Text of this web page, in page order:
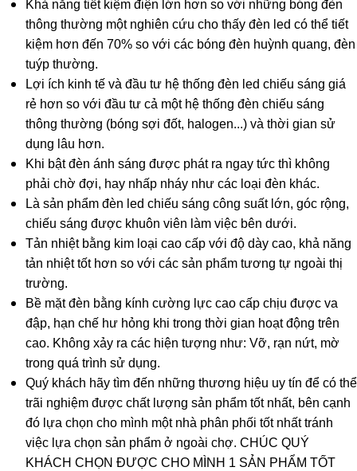
Khả năng tiết kiệm điện lớn hơn so với những bóng đèn
thông thường một nghiên cứu cho thấy đèn led có thể tiết
kiệm hơn đến 70% so với các bóng đèn huỳnh quang, đèn
tuýp thường.
Lợi ích kinh tế và đầu tư hệ thống đèn led chiếu sáng giá
rẻ hơn so với đầu tư cả một hệ thống đèn chiếu sáng
thông thường (bóng sợi đốt, halogen...) và thời gian sử
dụng lâu hơn.
Khi bật đèn ánh sáng được phát ra ngay tức thì không
phải chờ đợi, hay nhấp nháy như các loại đèn khác.
Là sản phẩm đèn led chiếu sáng công suất lớn, góc rộng,
chiếu sáng được khuôn viên làm việc bên dưới.
Tản nhiệt bằng kim loại cao cấp với độ dày cao, khả năng
tản nhiệt tốt hơn so với các sản phẩm tương tự ngoài thị
trường.
Bề mặt đèn bằng kính cường lực cao cấp chịu được va
đập, hạn chế hư hỏng khi trong thời gian hoạt động trên
cao. Không xảy ra các hiện tượng như: Vỡ, rạn nứt, mờ
trong quá trình sử dụng.
Quý khách hãy tìm đến những thương hiệu uy tín để có thể
trãi nghiệm được chất lượng sản phẩm tốt nhất, bên cạnh
đó lựa chọn cho mình một nhà phân phối tốt nhất tránh
việc lựa chọn sản phẩm ở ngoài chợ. CHÚC QUÝ
KHÁCH CHỌN ĐƯỢC CHO MÌNH 1 SẢN PHẨM TỐT